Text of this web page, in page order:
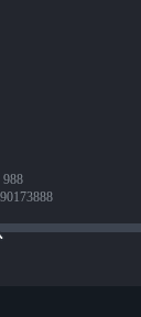
988